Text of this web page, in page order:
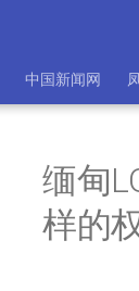
中国新闻网
缅甸
样的